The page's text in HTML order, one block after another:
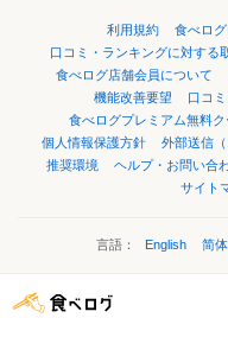
利用規約 食べロ
口コミ・ランキングに対する
食べログ店舗会員について
機能改善要望
口コ
食べログプレミアム無料ク
個人情報保護方針
外部送信（
推奨環境
ヘルプ・お問い合
サイト
言語： English 简